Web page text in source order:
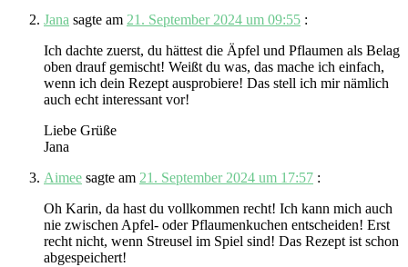
Jana sagte am 21. September 2024 um 09:55 :
Ich dachte zuerst, du hättest die Äpfel und Pflaumen als Belag
oben drauf gemischt! Weißt du was, das mache ich einfach,
wenn ich dein Rezept ausprobiere! Das stell ich mir nämlich
auch echt interessant vor!
Liebe Grüße
Jana
Aimee sagte am 21. September 2024 um 17:57 :
Oh Karin, da hast du vollkommen recht! Ich kann mich auch
nie zwischen Apfel- oder Pflaumenkuchen entscheiden! Erst
recht nicht, wenn Streusel im Spiel sind! Das Rezept ist schon
abgespeichert!